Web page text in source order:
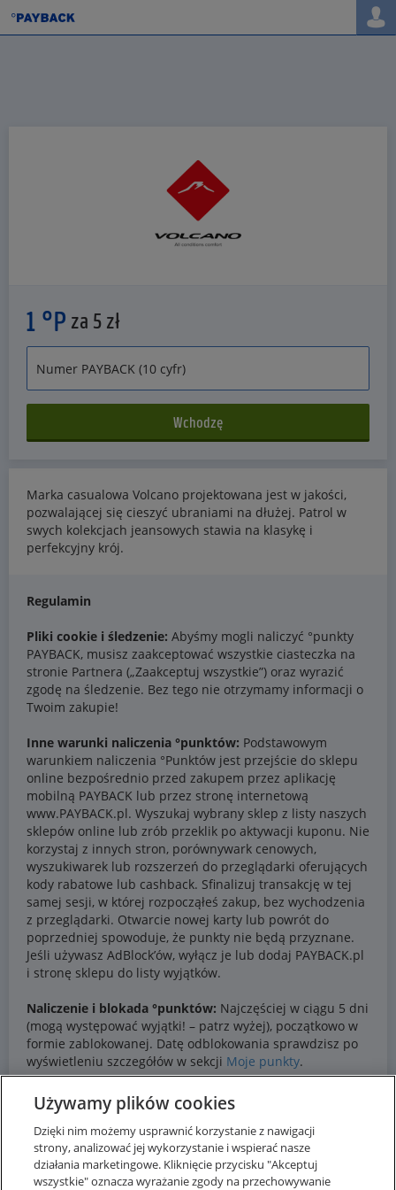
1 °P za 5 zł
Używamy plików cookies
Dzięki nim możemy usprawnić korzystanie z nawigacji
strony, analizować jej wykorzystanie i wspierać nasze
działania marketingowe. Kliknięcie przycisku "Akceptuj
wszystkie" oznacza wyrażanie zgody na przechowywanie